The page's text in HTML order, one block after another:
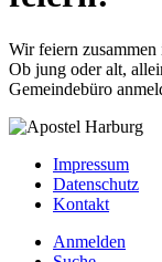
Wir feiern
Ob jung oder alt,
Gemeindebüro
Impressum
Datenschutz
Kontakt
Anmelden